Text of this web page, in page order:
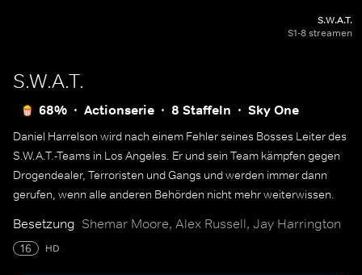
S.W.A.T.
S1-8 streamen
S.W.A.T.
68% Actionserie 8 Staffeln Sky One
Daniel Harrelson wird nach einem Fehler seines Bosses Leiter des
S.W.A.T.-Teams in Los Angeles. Er und sein Team kämpfen gegen
Drogendealer, Terroristen und Gangs und werden immer dann
gerufen, wenn alle anderen Behörden nicht mehr weiterwissen.
Besetzung Shemar Moore, Alex Russell, Jay Harrington
16 HD